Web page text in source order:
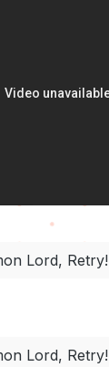
Lord, Retry!
Lord, Retry!